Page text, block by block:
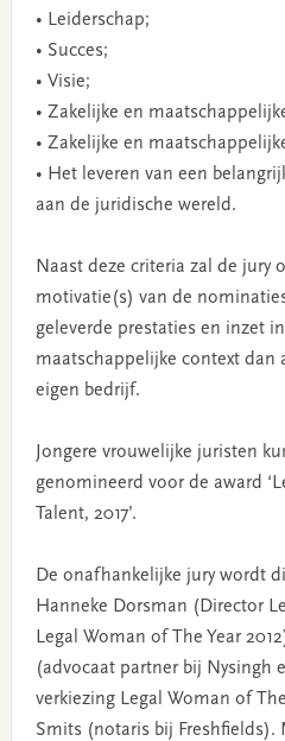
• Leiderschap;
• Succes;
• Visie;
• Zakelijke en
• Zakelijke en
• Het leveren van een
aan de juridische wereld.
Naast deze criteria zal de jury
motivatie(s) van de
geleverde prestaties en inzet
maatschappelijke context dan
eigen bedrijf.
Jongere vrouwelijke juristen
genomineerd voor de award
Talent, 2017’.
De onafhankelijke jury wordt
Hanneke Dorsman (Director
Legal Woman of The Year
(advocaat partner bij Nysingh
verkiezing Legal Woman of
Smits (notaris bij Freshfields).